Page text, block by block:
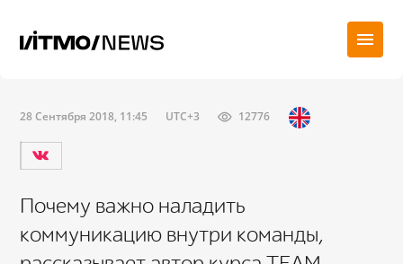
28 Сентября 2018, 11:45 UTC+3 12776
Почему важно наладить
коммуникацию внутри команды,